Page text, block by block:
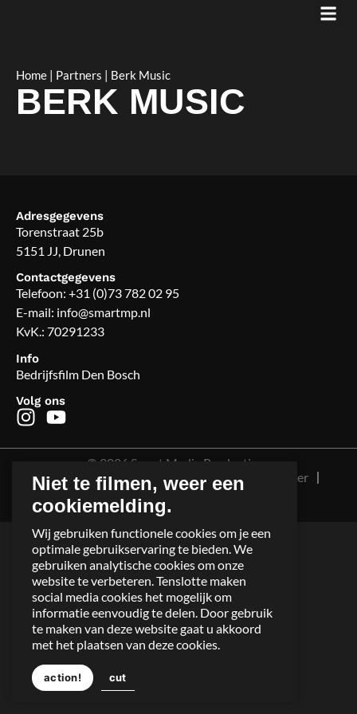
Home | Partners | Berk Music
BERK MUSIC
Adresgegevens
Torenstraat 25b
5151 JJ, Drunen
Contactgegevens
Telefoon: +31 (0)73 782 02 95
E-mail: info@smartmp.nl
KvK.: 70291233
Info
Bedrijfsfilm Den Bosch
Volg ons
© 2026 Smart Media Productions
Algemene voorwaarden
Sitemap
Disclaimer
Privacy
Cookies
Site: BEWISE Solutions
Niet te filmen, weer een
cookiemelding.
Wij gebruiken functionele cookies om je een
optimale gebruikservaring te bieden. We
gebruiken analytische cookies om onze
website te verbeteren. Tenslotte maken
social media cookies het mogelijk om
informatie eenvoudig te delen. Door gebruik
te maken van deze website gaat u akkoord
met het plaatsen van deze cookies.
action! cut